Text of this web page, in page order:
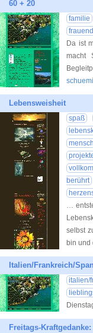
60 + 20
familie
Da ist
macht
Lebensweisheit
spaß
mensch
berührt
…
selbst
bin und
Italien/Frankreich/
italien/
Freitags-